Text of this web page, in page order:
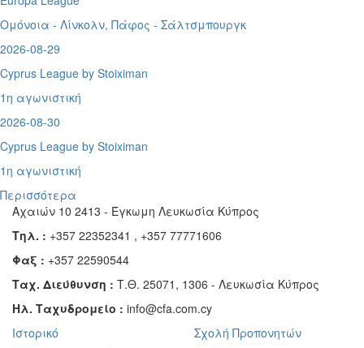
Ομόνοια - Λίνκολν, Πάφος - Σάλτσμπουργκ
2026-08-29
Cyprus League by Stoiximan
1η αγωνιστική
2026-08-30
Cyprus League by Stoiximan
1η αγωνιστική
Περισσότερα
Αχαιών 10 2413 - Έγκωμη Λευκωσία Κύπρος
Τηλ. : +357 22352341 , +357 77771606
Φαξ : +357 22590544
Ταχ. Διεύθυνση : Τ.Θ. 25071, 1306 - Λευκωσία Κύπρος
Ηλ. Ταχυδρομείο : info@cfa.com.cy
Ιστορικό
Σχολή Προπονητών